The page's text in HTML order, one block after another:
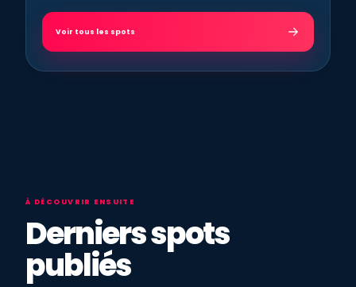
Voir tous les spots
À DÉCOUVRIR ENSUITE
Derniers spots
publiés